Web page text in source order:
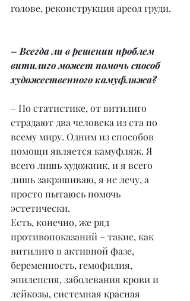
голове, реконструкция ареол груди.
– Всегда ли в решении проблем
витилиго может помочь способ
художественного камуфляжа?
– По статистике, от витилиго
страдают два человека из ста по
всему миру. Одним из способов
помощи является камуфляж. Я
всего лишь художник, и я всего
лишь закрашиваю, я не лечу, а
просто пытаюсь помочь
эстетически.
Есть, конечно, же ряд
противопоказаний – такие, как
витилиго в активной фазе,
беременность, гемофилия,
эпилепсия, заболевания крови и
лейкозы, системная красная